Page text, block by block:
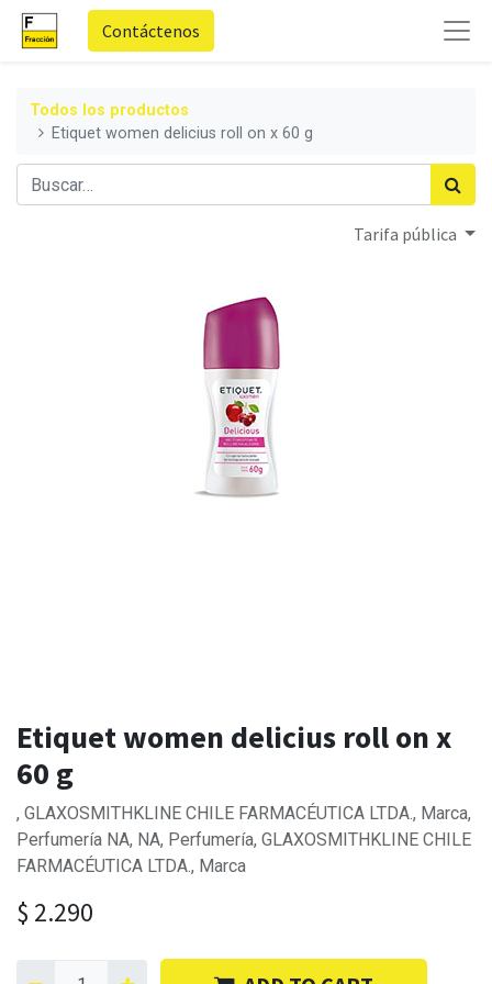
Contáctenos
Todos los productos
Etiquet women delicius roll on x 60 g
Tarifa pública
Etiquet women delicius roll on x
60 g
, GLAXOSMITHKLINE CHILE FARMACÉUTICA LTDA., Marca,
Perfumería NA, NA, Perfumería, GLAXOSMITHKLINE CHILE
FARMACÉUTICA LTDA., Marca
$ 2.290